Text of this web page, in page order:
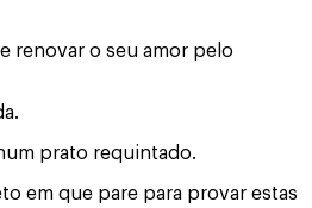
renovar o seu amor pelo
prato requintado.
em que pare para provar estas